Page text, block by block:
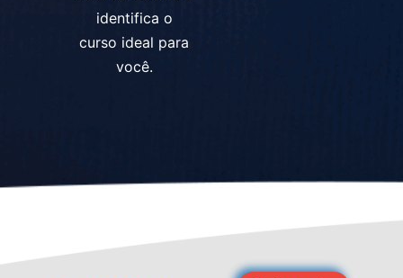
identifica o
curso ideal para
você.